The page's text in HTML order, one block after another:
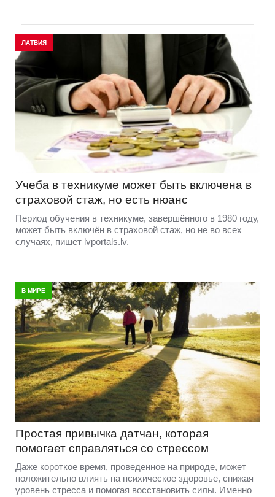
ЛАТВИЯ
Учеба в техникуме может быть включена в
страховой стаж, но есть нюанс
Период обучения в техникуме, завершённого в 1980 году,
может быть включён в страховой стаж, но не во всех
случаях, пишет lvportals.lv.
В МИРЕ
Простая привычка датчан, которая
помогает справляться со стрессом
Даже короткое время, проведенное на природе, может
положительно влиять на психическое здоровье, снижая
уровень стресса и помогая восстановить силы. Именно